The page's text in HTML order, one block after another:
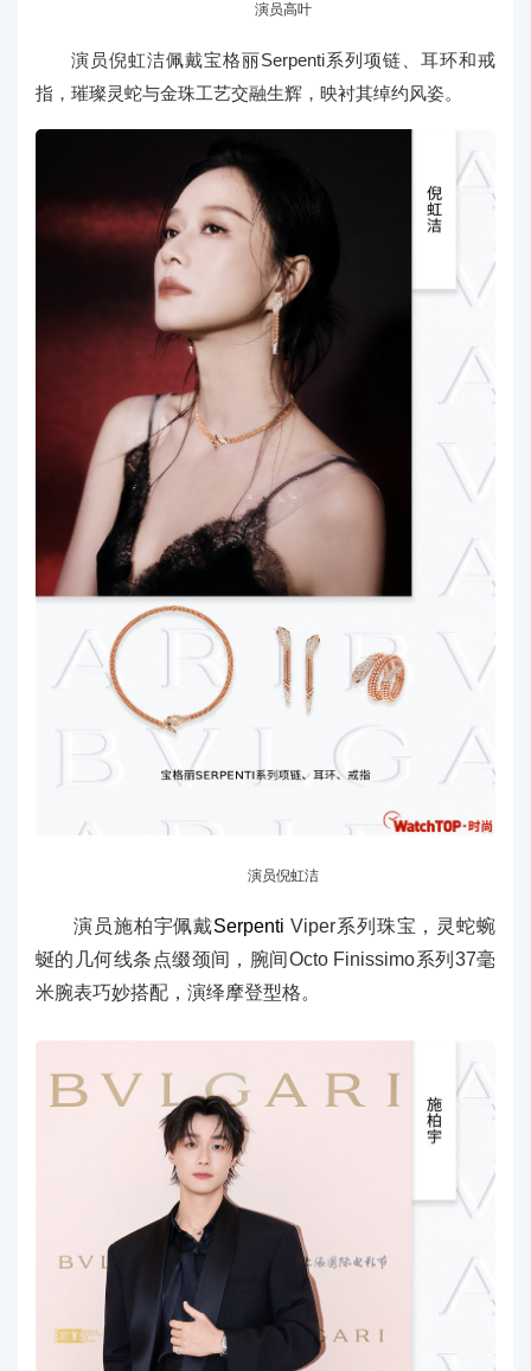
演员高叶
演员倪虹洁佩戴宝格丽Serpenti系列项链、耳环和戒
指，璀璨灵蛇与金珠工艺交融生辉，映衬其绰约风姿。
演员倪虹洁
演员施柏宇佩戴Serpenti Viper系列珠宝，灵蛇蜿
蜒的几何线条点缀颈间，腕间Octo Finissimo系列37毫
米腕表巧妙搭配，演绎摩登型格。